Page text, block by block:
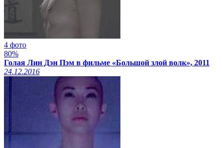
4 фото
80%
Голая Лин Дэн Пэм в фильме «Большой злой волк», 2011
24.12.2016